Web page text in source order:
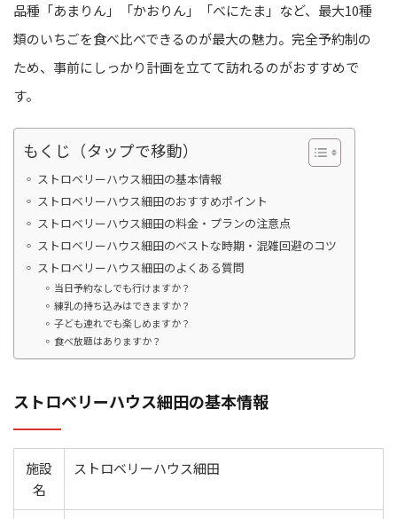
品種「あまりん」「かおりん」「べにたま」など、最大10種
類のいちごを食べ比べできるのが最大の魅力。完全予約制の
ため、事前にしっかり計画を立てて訪れるのがおすすめで
す。
もくじ（タップで移動）
ストロベリーハウス細田の基本情報
ストロベリーハウス細田のおすすめポイント
ストロベリーハウス細田の料金・プランの注意点
ストロベリーハウス細田のベストな時期・混雑回避のコツ
ストロベリーハウス細田のよくある質問
当日予約なしでも行けますか？
練乳の持ち込みはできますか？
子ども連れでも楽しめますか？
食べ放題はありますか？
ストロベリーハウス細田の基本情報
施設
名
ストロベリーハウス細田